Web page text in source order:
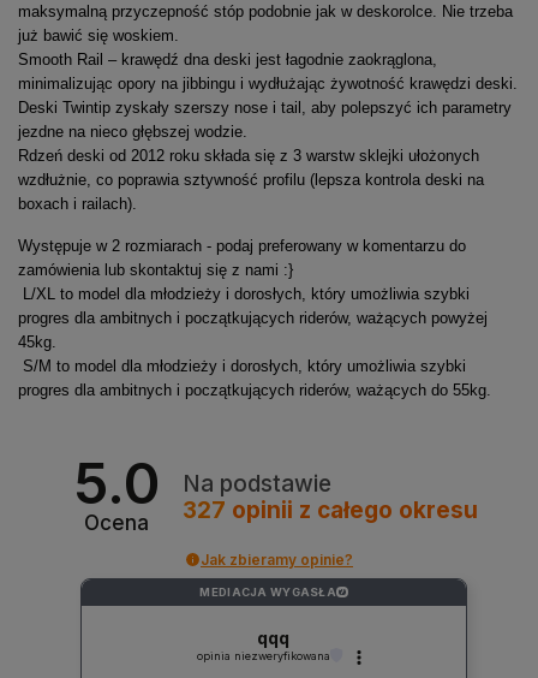
maksymalną przyczepność stóp podobnie jak w deskorolce. Nie trzeba
już bawić się woskiem.
Smooth Rail – krawędź dna deski jest łagodnie zaokrąglona,
minimalizując opory na jibbingu i wydłużając żywotność krawędzi deski.
Deski Twintip zyskały szerszy nose i tail, aby polepszyć ich parametry
jezdne na nieco głębszej wodzie.
Rdzeń deski od 2012 roku składa się z 3 warstw sklejki ułożonych
wzdłużnie, co poprawia sztywność profilu (lepsza kontrola deski na
boxach i railach).
Występuje w 2 rozmiarach - podaj preferowany w komentarzu do
zamówienia lub skontaktuj się z nami :}
L/XL to model dla młodzieży i dorosłych, który umożliwia szybki
progres dla ambitnych i początkujących riderów, ważących powyżej
45kg.
S/M to model dla młodzieży i dorosłych, który umożliwia szybki
progres dla ambitnych i początkujących riderów, ważących do 55kg.
5.0
Ocena
Na podstawie
327 opinii z całego okresu
Jak zbieramy opinie?
MEDIACJA WYGASŁA ?
qqq
opinia niezweryfikowana